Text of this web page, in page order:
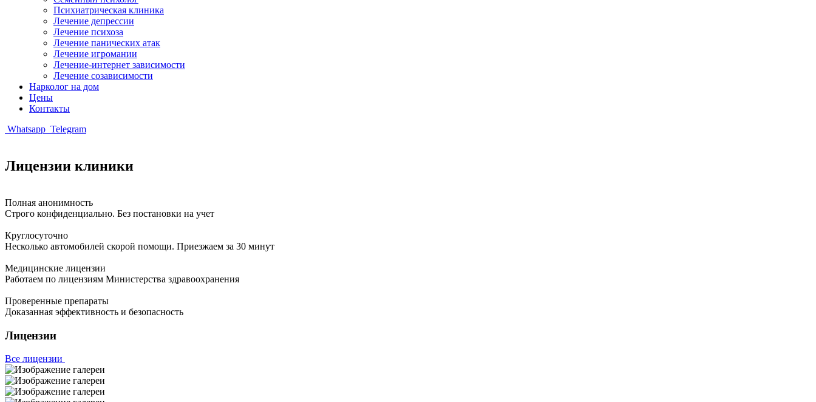
Психиатрическая клиника
Лечение депрессии
Лечение психоза
Лечение панических атак
Лечение игромании
Лечение-интернет зависимости
Лечение созависимости
Нарколог на дом
Цены
Контакты
Whatsapp Telegram
Лицензии клиники
Полная анонимность
Строго конфиденциально. Без постановки на учет
Круглосуточно
Несколько автомобилей скорой помощи. Приезжаем за 30 минут
Медицинские лицензии
Работаем по лицензиям Министерства здравоохранения
Проверенные препараты
Доказанная эффективность и безопасность
Лицензии
Все лицензии